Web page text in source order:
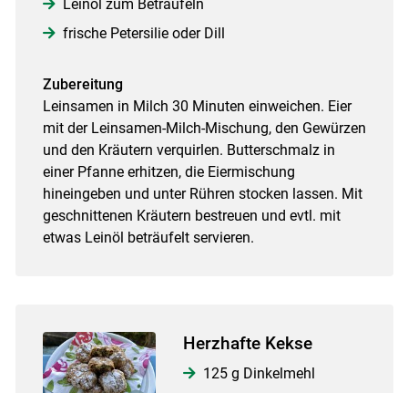
Leinöl zum Beträufeln
frische Petersilie oder Dill
Zubereitung
Leinsamen in Milch 30 Minuten einweichen. Eier
mit der Leinsamen-Milch-Mischung, den Gewürzen
und den Kräutern verquirlen. Butterschmalz in
einer Pfanne erhitzen, die Eiermischung
hineingeben und unter Rühren stocken lassen. Mit
geschnittenen Kräutern bestreuen und evtl. mit
etwas Leinöl beträufelt servieren.
Herzhafte Kekse
125 g Dinkelmehl